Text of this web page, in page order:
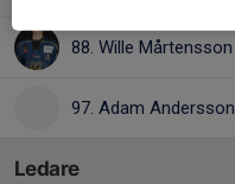
88. Wille Mårtensson
97. Adam Andersson
Ledare